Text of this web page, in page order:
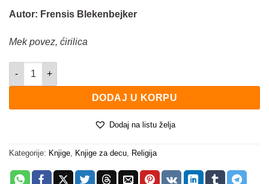
Autor: Frensis Blekenbejker
Mek povez, ćirilica
O čemu se zapravo radi u Bibliji? količina
DODAJ U KORPU
Dodaj na listu želja
Kategorije: Knjige, Knjige za decu, Religija